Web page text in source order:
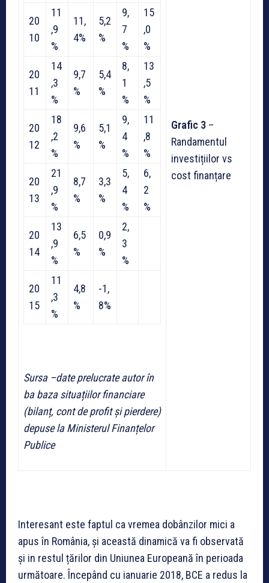
20
10
11
,9
%
11,
4%
5,2
%
9,
7
%
15
,0
%
20
11
14
,3
%
9,7
%
5,4
%
8,
1
%
13
,5
%
20
12
18
,2
%
9,6
%
5,1
%
9,
4
%
11
,8
%
20
13
21
,9
%
8,7
%
3,3
%
5,
4
%
6,
2
%
20
14
13
,9
%
6,5
%
0,9
%
2,
3
%
20
15
11
,3
%
4,8
%
-1,
8%
Sursa –date prelucrate autor în
ba baza situațiilor financiare
(bilanț, cont de profit și pierdere)
depuse la Ministerul Finanțelor
Publice
Grafic 3 –
Randamentul
investițiilor vs
cost finanțare
Interesant este faptul ca vremea dobânzilor mici a
apus în România, și această dinamică va fi observată
și in restul țărilor din Uniunea Europeană în perioada
următoare. Începând cu ianuarie 2018, BCE a redus la